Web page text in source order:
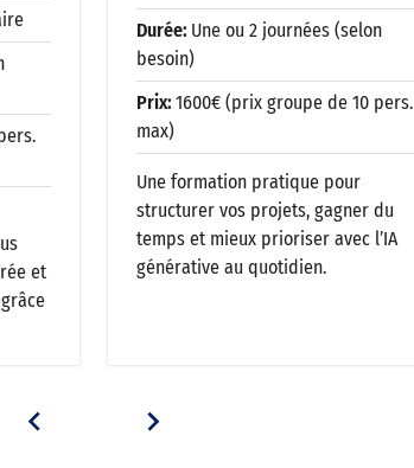
et
Durée: Une ou 2 journées (selon
besoin)
Prix: 1600€ (prix groupe de 10 pers.
max)
Une formation pratique pour
structurer vos projets, gagner du
temps et mieux prioriser avec l’IA
générative au quotidien.